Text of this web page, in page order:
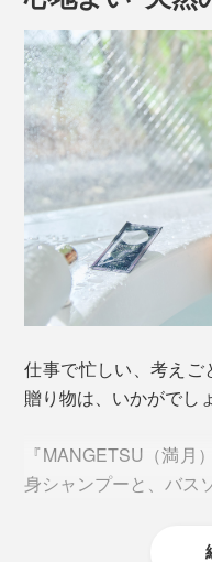
仕事で忙しい、考えご
贈り物は、いかがでし
『MANGETSU（満月
身シャンプーと、バス